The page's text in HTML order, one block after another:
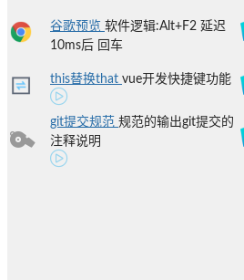
谷歌预览 软件逻辑:Alt+F2 延迟
10ms后 回车
this替换that vue开发快捷键功能
git提交规范 规范的输出git提交的
注释说明